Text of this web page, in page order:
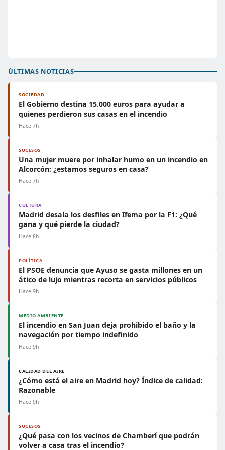
ÚLTIMAS NOTICIAS
SOCIEDAD
El Gobierno destina 15.000 euros para ayudar a
quienes perdieron sus casas en el incendio
Hace 7h
SUCESOS
Una mujer muere por inhalar humo en un incendio en
Alcorcón: ¿estamos seguros en casa?
Hace 7h
CULTURA
Madrid desala los desfiles en Ifema por la F1: ¿Qué
gana y qué pierde la ciudad?
Hace 8h
POLÍTICA
El PSOE denuncia que Ayuso se gasta millones en un
ático de lujo mientras recorta en servicios públicos
Hace 9h
MEDIO AMBIENTE
El incendio en San Juan deja prohibido el baño y la
navegación por tiempo indefinido
Hace 9h
CALIDAD DEL AIRE
¿Cómo está el aire en Madrid hoy? Índice de calidad:
Razonable
Hace 9h
SUCESOS
¿Qué pasa con los vecinos de Chamberí que podrán
volver a casa tras el incendio?